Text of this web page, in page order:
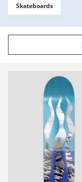
Skateboards